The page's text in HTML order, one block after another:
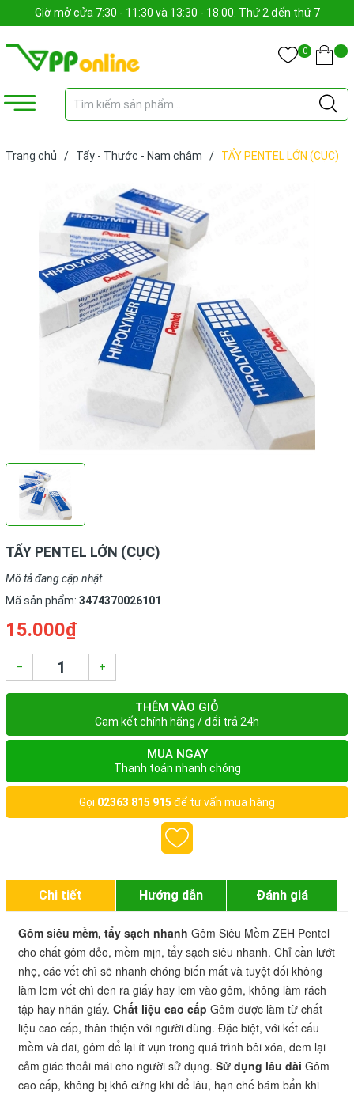
Giờ mở cửa 7:30 - 11:30 và 13:30 - 18:00. Thứ 2 đến thứ 7
0
Trang chủ / Tẩy - Thước - Nam châm / TẨY PENTEL LỚN (CỤC)
TẨY PENTEL LỚN (CỤC)
Mô tả đang cập nhật
Mã sản phẩm: 3474370026101
15.000₫
– +
THÊM VÀO GIỎ
Cam kết chính hãng / đổi trả 24h
MUA NGAY
Thanh toán nhanh chóng
Gọi 02363 815 915 để tư vấn mua hàng
Chi tiết Hướng dẫn Đánh giá
Gôm siêu mềm, tẩy sạch nhanh Gôm Siêu Mềm ZEH Pentel
cho chất gôm dẻo, mềm mịn, tẩy sạch siêu nhanh. Chỉ cần lướt
nhẹ, các vết chì sẽ nhanh chóng biến mất và tuyệt đối không
làm lem vết chì đen ra giấy hay lem vào gôm, không làm rách
tập hay nhăn giấy. Chất liệu cao cấp Gôm được làm từ chất
liệu cao cấp, thân thiện với người dùng. Đặc biệt, với kết cấu
mềm và dai, gôm để lại ít vụn trong quá trình bôi xóa, đem lại
cảm giác thoải mái cho người sử dụng. Sử dụng lâu dài Gôm
cao cấp, không bị khô cứng khi để lâu, hạn chế bám bẩn khi